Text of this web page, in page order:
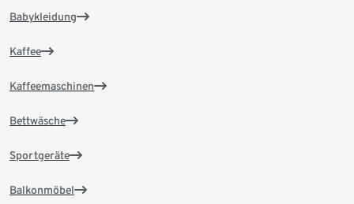
Babykleidung
Kaffee
Kaffeemaschinen
Bettwäsche
Sportgeräte
Balkonmöbel